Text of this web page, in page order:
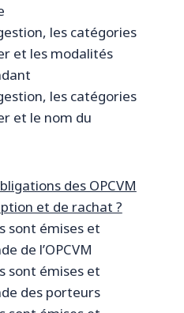
les catégories
et les modalités
les catégories
et le nom du
des OPCVM
et de rachat ?
sont émises et
de l’OPCVM
sont émises et
des porteurs